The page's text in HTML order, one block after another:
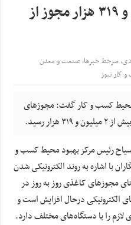
صدور بیش از ۲ میلیون و ۳۱۹ هزار مجوز از
,سرخط خبرها,صنعت و معدن
کار نیوز
محیط کسب و کار گفت: مجوز‌های
رسید.
رئیس مرکز بهبود محیط کسب و
با اشاره به روند الکترونیکی شدن
مجوز‌های کاغذی روز به روز در
درحال افزایش است و
لازم را با دستگاه‌های مختلف دارد.